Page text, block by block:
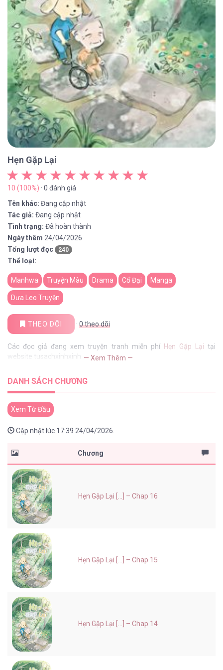
Hẹn Gặp Lại
10 (100%) · 0 đánh giá
Tên khác: Đang cập nhật
Tác giả: Đang cập nhật
Tình trạng: Đã hoàn thành
Ngày thêm 24/04/2026
Tổng lượt đọc
240
Thể loại:
Manhwa Truyện Màu Drama Cổ Đại Manga
Dưa Leo Truyện
THEO DÕI · 0theo dõi
Các đọc giả đang xem truyện tranh miễn phí Hẹn Gặp Lại tại
website tusachxinhxinh — Xem Thêm —
DANH SÁCH CHƯƠNG
Xem Từ Đầu
Cập nhật lúc 17:39 24/04/2026.
Chương
Hẹn Gặp Lại [...] – Chap 16
Hẹn Gặp Lại [...] – Chap 15
Hẹn Gặp Lại [...] – Chap 14